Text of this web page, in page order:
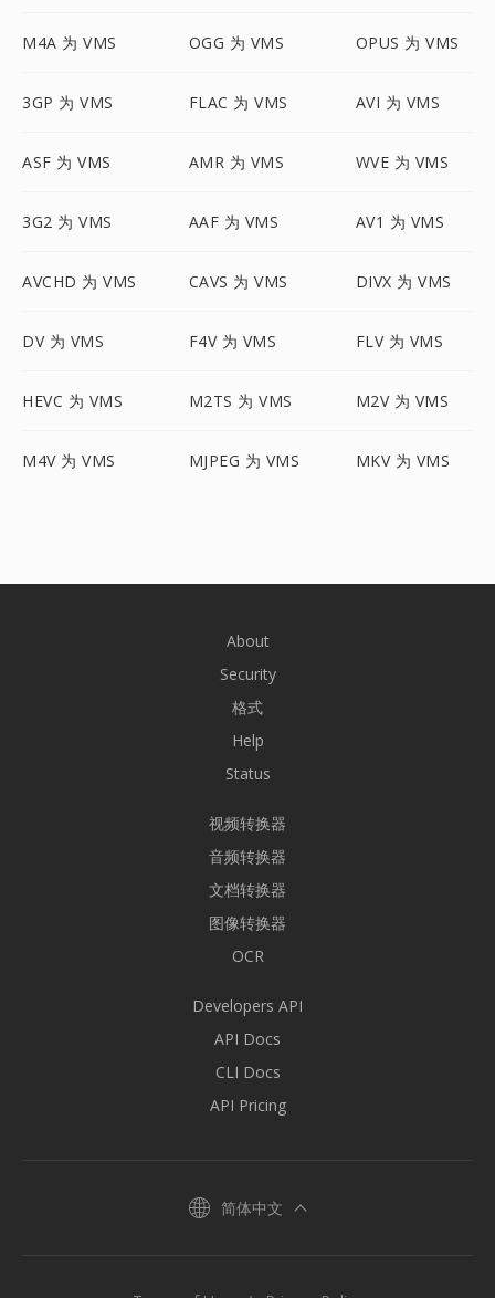
M4A 为 VMS OGG 为 VMS OPUS 为 VMS
3GP 为 VMS FLAC 为 VMS AVI 为 VMS
ASF 为 VMS AMR 为 VMS WVE 为 VMS
3G2 为 VMS AAF 为 VMS AV1 为 VMS
AVCHD 为 VMS CAVS 为 VMS DIVX 为 VMS
DV 为 VMS F4V 为 VMS FLV 为 VMS
HEVC 为 VMS M2TS 为 VMS M2V 为 VMS
M4V 为 VMS MJPEG 为 VMS MKV 为 VMS
About
Security
格式
Help
Status
视频转换器
音频转换器
文档转换器
图像转换器
OCR
Developers API
API Docs
CLI Docs
API Pricing
简体中文